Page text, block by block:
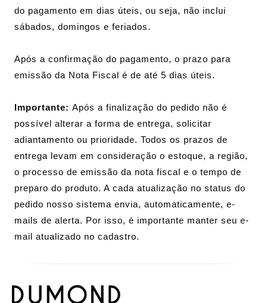
do pagamento em dias úteis, ou seja, não inclui
sábados, domingos e feriados.
Após a confirmação do pagamento, o prazo para
emissão da Nota Fiscal é de até 5 dias úteis.
Importante: Após a finalização do pedido não é
possível alterar a forma de entrega, solicitar
adiantamento ou prioridade. Todos os prazos de
entrega levam em consideração o estoque, a região,
o processo de emissão da nota fiscal e o tempo de
preparo do produto. A cada atualização no status do
pedido nosso sistema envia, automaticamente, e-
mails de alerta. Por isso, é importante manter seu e-
mail atualizado no cadastro.